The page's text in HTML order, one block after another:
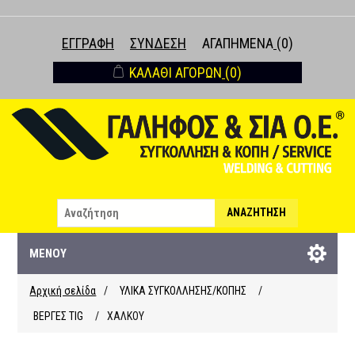
ΕΓΓΡΑΦΉ ΣΎΝΔΕΣΗ ΑΓΑΠΗΜΈΝΑ (0)
ΚΑΛΆΘΙ ΑΓΟΡΏΝ (0)
ΑΝΑΖΉΤΗΣΗ
ΜΕΝΟΎ
Αρχική σελίδα / ΥΛΙΚΑ ΣΥΓΚΟΛΛΗΣΗΣ/ΚΟΠΗΣ
/
ΒΕΡΓΕΣ ΤΙG
/ ΧΑΛΚΟΥ